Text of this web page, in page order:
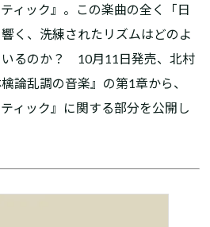
ティック』。この楽曲の全く「日
く、洗練されたリズムはどのよ
いるのか？ 10月11日発売、北村
論――乱調の音楽』の第1章から、
ティック』に関する部分を公開し